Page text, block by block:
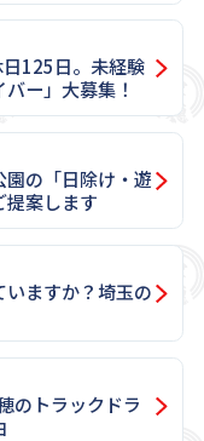
125日。未経験
ー」大募集！
園の「日除け・遊
提案します
ますか？埼玉の
のトラックドラ